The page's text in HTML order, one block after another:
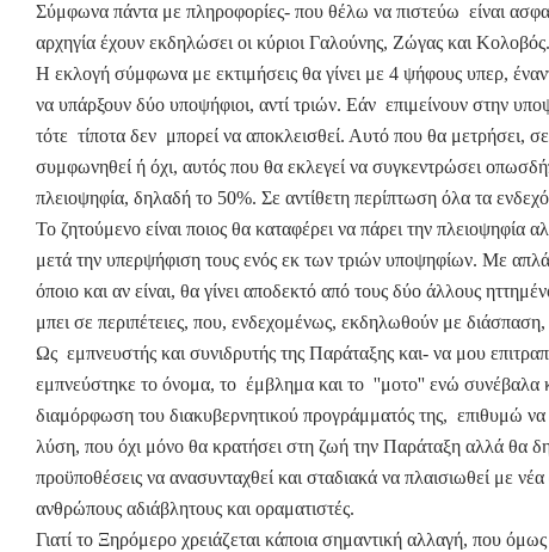
Σύμφωνα πάντα με πληροφορίες- που θέλω να πιστεύω είναι
αρχηγία έχουν εκδηλώσει οι κύριοι Γαλούνης, Ζώγας και Κολοβός.
Η εκλογή σύμφωνα με εκτιμήσεις θα γίνει με 4 ψήφους υπερ,
να υπάρξουν δύο υποψήφιοι, αντί τριών. Εάν επιμείνουν στην
τότε τίποτα δεν μπορεί να αποκλεισθεί. Αυτό που θα μετρήσει,
συμφωνηθεί ή όχι, αυτός που θα εκλεγεί να συγκεντρώσει
πλειοψηφία, δηλαδή το 50%. Σε αντίθετη περίπτωση όλα τα
Το ζητούμενο είναι ποιος θα καταφέρει να πάρει την πλειοψηφία
μετά την υπερψήφιση τους ενός εκ των τριών υποψηφίων. Με
όποιο και αν είναι, θα γίνει αποδεκτό από τους δύο άλλους
μπει σε περιπέτειες, που, ενδεχομένως, εκδηλωθούν με
Ως εμπνευστής και συνιδρυτής της Παράταξης και- να μου
εμπνεύστηκε το όνομα, το έμβλημα και το ''μοτο'' ενώ συνέβαλα
διαμόρφωση του διακυβερνητικού προγράμματός της, επιθυμώ
λύση, που όχι μόνο θα κρατήσει στη ζωή την Παράταξη αλλά θα
προϋποθέσεις να ανασυνταχθεί και σταδιακά να πλαισιωθεί με
ανθρώπους αδιάβλητους και οραματιστές.
Γιατί το Ξηρόμερο χρειάζεται κάποια σημαντική αλλαγή, που όμως